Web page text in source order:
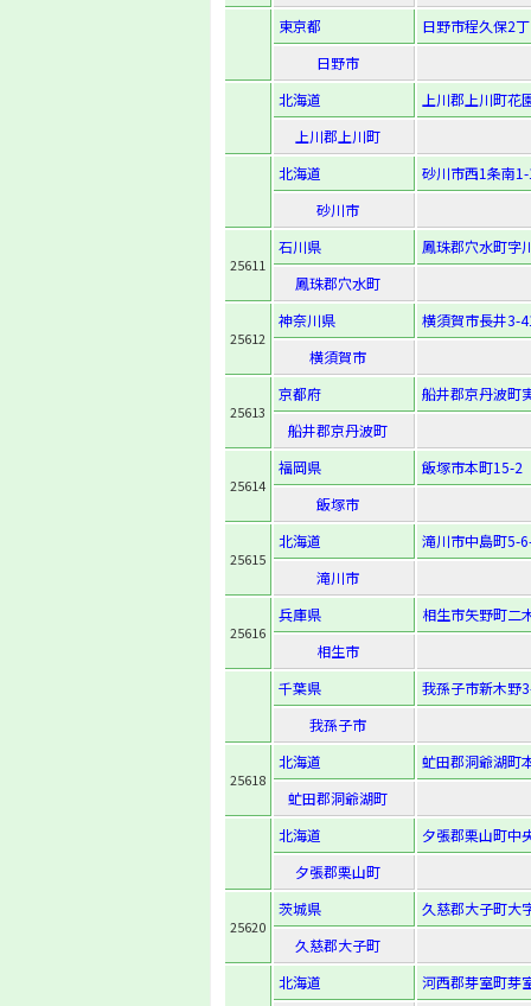
東京都
日野市程久保2
日野市
北海道
上川郡上川町花
上川郡上川町
北海道
砂川市西1条南
砂川市
25611
石川県
鳳珠郡穴水町字
鳳珠郡穴水町
25612
神奈川県
横須賀市長井3-
横須賀市
25613
京都府
船井郡京丹波町
船井郡京丹波町
25614
福岡県
飯塚市本町15-2
飯塚市
25615
北海道
滝川市中島町5-
滝川市
25616
兵庫県
相生市矢野町二
相生市
千葉県
我孫子市新木野
我孫子市
25618
北海道
虻田郡洞爺湖町
虻田郡洞爺湖町
北海道
夕張郡栗山町中
夕張郡栗山町
25620
茨城県
久慈郡大子町大
久慈郡大子町
北海道
河西郡芽室町芽